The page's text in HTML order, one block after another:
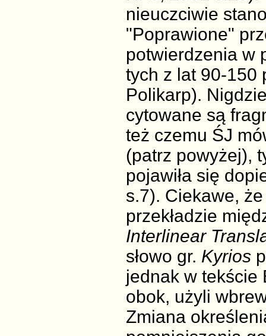
nieuczciwie
"Poprawione"
potwierdzenia w
tych z lat 90-150
Polikarp).
cytowane są
też czemu ŚJ
(patrz powyżej),
pojawiła się
s.7). Ciekawe,
przekładzie
Interlinear
słowo gr. Kyrios
jednak w tekście
obok, użyli
Zmiana